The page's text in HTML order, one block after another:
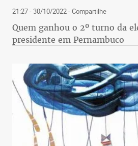
21:27 - 30/10/2022- Compartilhe
Quem ganhou o 2º turno da
presidente em Pernambuco